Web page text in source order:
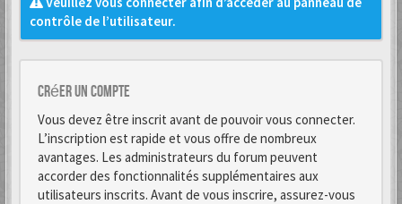
contrôle de l’utilisateur.
Créer un Compte
Vous devez être inscrit avant de pouvoir vous connecter.
L’inscription est rapide et vous offre de nombreux
avantages. Les administrateurs du forum peuvent
accorder des fonctionnalités supplémentaires aux
utilisateurs inscrits. Avant de vous inscrire, assurez-vous